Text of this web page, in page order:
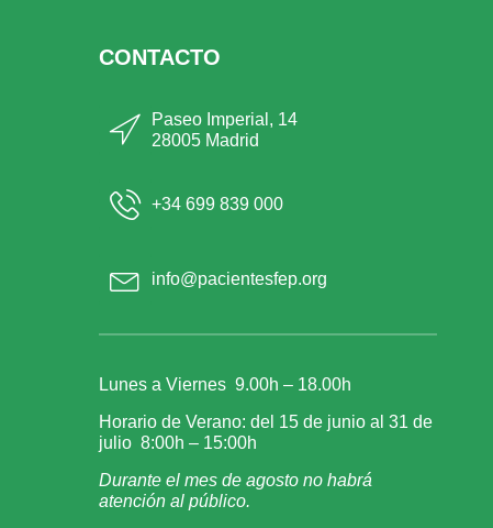
CONTACTO
Paseo Imperial, 14
28005 Madrid
+34 699 839 000
info@pacientesfep.org
Lunes a Viernes 9.00h – 18.00h
Horario de Verano: del 15 de junio al 31 de
julio 8:00h – 15:00h
Durante el mes de agosto no habrá
atención al público.